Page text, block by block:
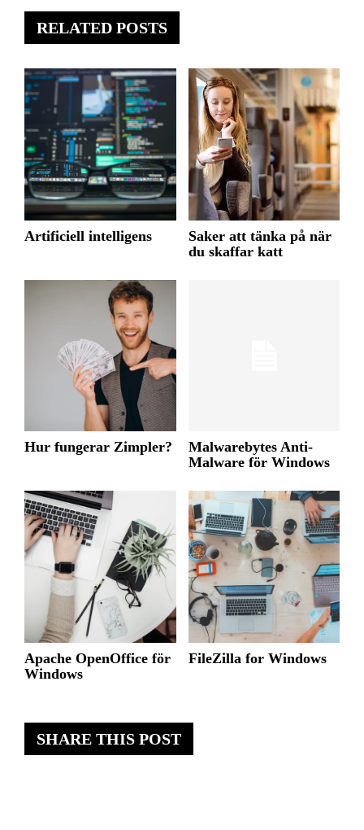
SHARE THIS POST
RELATED POSTS
Artificiell intelligens
Saker att tänka på när
du skaffar katt
Hur fungerar Zimpler?
Malwarebytes Anti-
Malware för Windows
Apache OpenOffice för
Windows
FileZilla for Windows